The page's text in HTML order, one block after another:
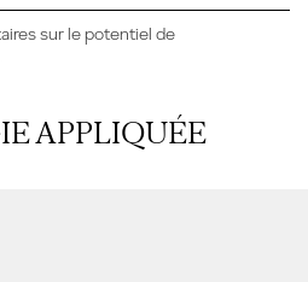
sur le potentiel de
APPLIQUÉE